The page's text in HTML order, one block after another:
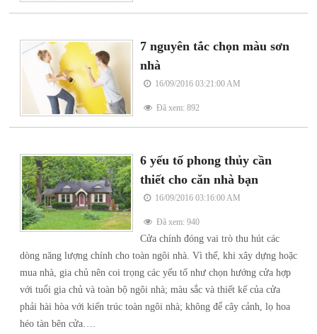
7 nguyên tắc chọn màu sơn
nhà
16/09/2016 03:21:00 AM
Đã xem: 892
6 yếu tố phong thủy cần
thiết cho căn nhà bạn
16/09/2016 03:16:00 AM
Đã xem: 940
Cửa chính đóng vai trò thu hút các
dòng năng lượng chính cho toàn ngôi nhà. Vì thế, khi xây dựng hoặc
mua nhà, gia chủ nên coi trọng các yếu tố như chọn hướng cửa hợp
với tuổi gia chủ và toàn bộ ngôi nhà; màu sắc và thiết kế của cửa
phải hài hòa với kiến trúc toàn ngôi nhà; không để cây cảnh, lọ hoa
héo tàn bên cửa….